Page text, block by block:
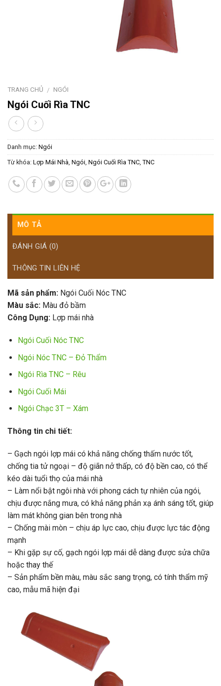
TRANG CHỦ / NGÓI
Ngói Cuối Rìa TNC
Danh mục: Ngói
Từ khóa: Lợp Mái Nhà, Ngói, Ngói Cuối Rìa TNC, TNC
MÔ TẢ
ĐÁNH GIÁ (0)
THÔNG TIN LIÊN HỆ
Mã sản phẩm: Ngói Cuối Nóc TNC
Màu sắc: Màu đỏ bầm
Công Dụng: Lợp mái nhà
Ngói Cuối Nóc TNC
Ngói Nóc TNC – Đỏ Thẩm
Ngói Rìa TNC – Rêu
Ngói Cuối Mái
Ngói Chạc 3T – Xám
Thông tin chi tiết:
– Gạch ngói lợp mái có khả năng chống thấm nước tốt,
chống tia tử ngoại – độ giãn nở thấp, có độ bền cao, có thể
kéo dài tuổi thọ của mái nhà
– Làm nổi bật ngôi nhà với phong cách tự nhiên của ngói,
chịu được nắng mưa, có khả năng phản xạ ánh sáng tốt, giúp
làm mát không gian bên trong nhà
– Chống mài mòn – chịu áp lực cao, chịu được lực tác động
mạnh
– Khi gặp sự cố, gạch ngói lợp mái dễ dàng được sửa chữa
hoặc thay thế
– Sản phẩm bền màu, màu sắc sang trọng, có tính thẩm mỹ
cao, mẫu mã hiện đại